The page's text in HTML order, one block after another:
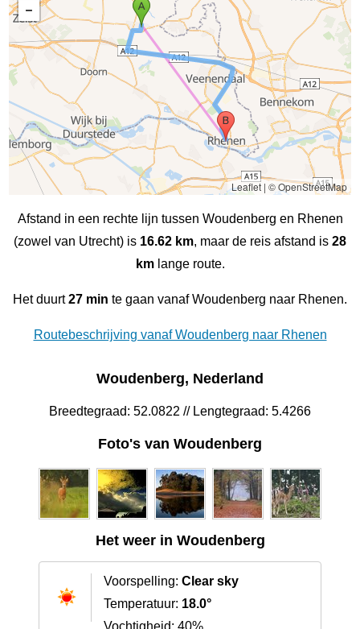
Leaflet| © OpenStreetMap
Afstand in een rechte lijn tussen Woudenberg en Rhenen
(zowel van Utrecht) is 16.62 km, maar de reis afstand is 28
kmlange route.
Het duurt27 min te gaan vanaf Woudenberg naar Rhenen.
Routebeschrijving vanaf Woudenberg naar Rhenen
Woudenberg, Nederland
Breedtegraad: 52.0822 // Lengtegraad: 5.4266
Foto's van Woudenberg
Het weer in Woudenberg
Voorspelling: Clear sky
Temperatuur: 18.0°